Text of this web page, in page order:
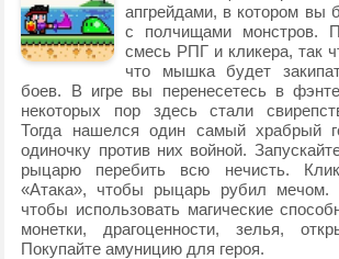
апгрейдами, в котором вы
с полчищами монстров.
смесь РПГ и кликера, так
что мышка будет
боев. В игре вы перенесетесь в
некоторых пор здесь стали
Тогда нашелся один самый храбрый
одиночку против них войной.
рыцарю перебить всю нечисть.
«Атака», чтобы рыцарь рубил мечом.
чтобы использовать магические
монетки, драгоценности, зелья,
Покупайте амуницию для героя.